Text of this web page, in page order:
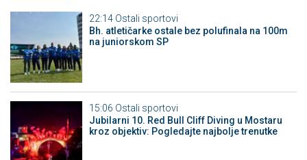
22:14 Ostali sportovi
Bh. atletičarke ostale bez polufinala na 100m
na juniorskom SP
15:06 Ostali sportovi
Jubilarni 10. Red Bull Cliff Diving u Mostaru
kroz objektiv: Pogledajte najbolje trenutke